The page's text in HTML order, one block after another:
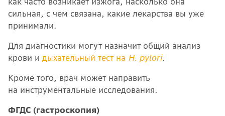
сильная, с чем связана, какие лекарства вы уже
принимали.
Для диагностики могут назначит общий анализ
крови и дыхательный тест на H. pylori.
Кроме того, врач может направить
на инструментальные исследования.
ФГДС (гастроскопия)